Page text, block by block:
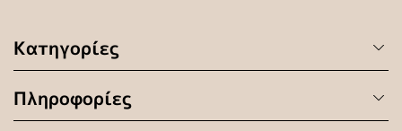
Κατηγορίες
Πληροφορίες